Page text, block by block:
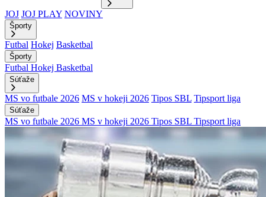
JOJ JOJ PLAY NOVINY
Športy
Futbal Hokej Basketbal
Športy
Futbal Hokej Basketbal
Súťaže
MS vo futbale 2026 MS v hokeji 2026 Tipos SBL Tipsport liga
Súťaže
MS vo futbale 2026 MS v hokeji 2026 Tipos SBL Tipsport liga